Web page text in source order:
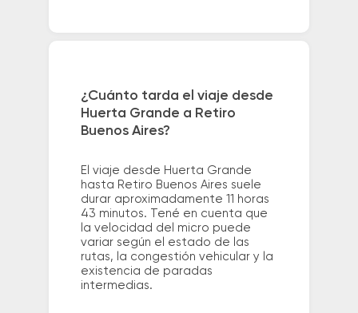
¿Cuánto tarda el viaje desde
Huerta Grande a Retiro
Buenos Aires?
El viaje desde Huerta Grande
hasta Retiro Buenos Aires suele
durar aproximadamente 11 horas
43 minutos. Tené en cuenta que
la velocidad del micro puede
variar según el estado de las
rutas, la congestión vehicular y la
existencia de paradas
intermedias.